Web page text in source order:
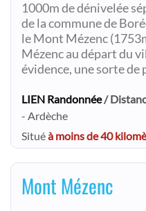
1000m de dénivelée
de la commune de
le Mont Mézenc
Mézenc au départ du
évidence, une sorte de
LIEN Randonnée/
- Ardèche
Situéà moins de 40
Mont Mézenc